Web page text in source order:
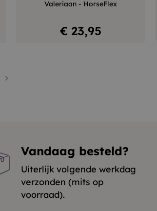
Valeriaan - HorseFlex
Prijs
€ 23,95

Vandaag besteld?
Uiterlijk volgende werkdag
verzonden (mits op
voorraad).